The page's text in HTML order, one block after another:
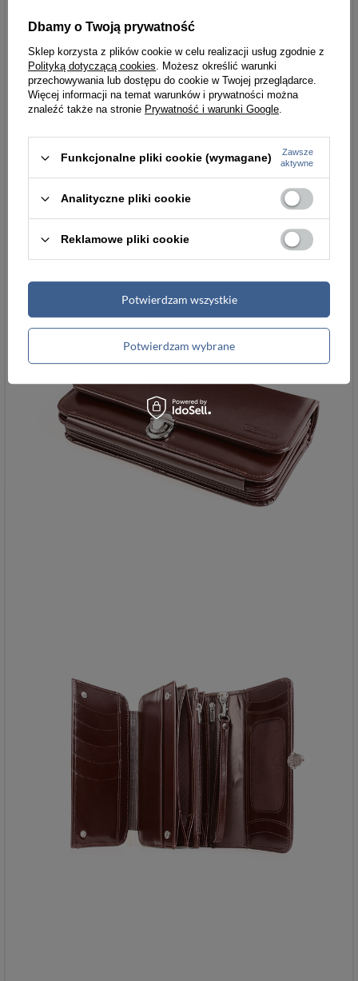
dżinsami i marynarką. Odpowiednio dobrane
proporcje i czytelne wnętrze ułatwiają utrzymanie
ładu, dzięki czemu każdy gest płatności czy okazania
dokumentu pozostaje pewny, swobodny i
dopracowany w najdrobniejszym szczególe.
Masz pytania?
Chcesz wiedzieć więcej na temat tego
produku?
Zapytaj naszego eksperta
Dbamy o Twoją prywatność
Sklep korzysta z plików cookie w celu realizacji usług zgodnie z
Polityką dotyczącą cookies. Możesz określić warunki
przechowywania lub dostępu do cookie w Twojej przeglądarce.
Więcej informacji na temat warunków i prywatności można
znaleźć także na stronie Prywatność i warunki Google.
Funkcjonalne pliki cookie (wymagane)
Zawsze
aktywne
Analityczne pliki cookie
Reklamowe pliki cookie
Potwierdzam wybrane
Potwierdzam wszystkie